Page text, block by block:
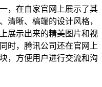
，在自家官网上展示了其
清晰、槁端的设计风格，
展示出来的精美图片和视
时，腾讯公司还在官网上
，方便用户进行交流和沟